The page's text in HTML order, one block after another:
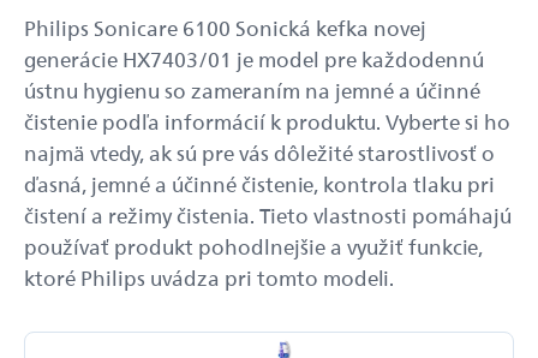
Philips Sonicare 6100 Sonická kefka novej
generácie HX7403/01 je model pre každodennú
ústnu hygienu so zameraním na jemné a účinné
čistenie podľa informácií k produktu. Vyberte si ho
najmä vtedy, ak sú pre vás dôležité starostlivosť o
ďasná, jemné a účinné čistenie, kontrola tlaku pri
čistení a režimy čistenia. Tieto vlastnosti pomáhajú
používať produkt pohodlnejšie a využiť funkcie,
ktoré Philips uvádza pri tomto modeli.